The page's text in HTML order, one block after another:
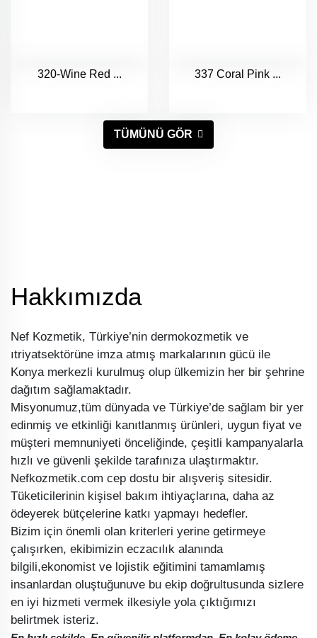
320-Wine Red ... 337 Coral Pink ...
TÜMÜNÜ GÖR
Hakkımızda
Nef Kozmetik, Türkiye’nin dermokozmetik ve
ıtriyatsektörüne imza atmış markalarının gücü ile
Konya merkezli kurulmuş olup ülkemizin her bir şehrine
dağıtım sağlamaktadır.
Misyonumuz,tüm dünyada ve Türkiye’de sağlam bir yer
edinmiş ve etkinliği kanıtlanmış ürünleri, uygun fiyat ve
müşteri memnuniyeti önceliğinde, çeşitli kampanyalarla
hızlı ve güvenli şekilde tarafınıza ulaştırmaktır.
Nefkozmetik.com cep dostu bir alışveriş sitesidir.
Tüketicilerinin kişisel bakım ihtiyaçlarına, daha az
ödeyerek bütçelerine katkı yapmayı hedefler.
Bizim için önemli olan kriterleri yerine getirmeye
çalışırken, ekibimizin eczacılık alanında
bilgili,ekonomist ve lojistik eğitimini tamamlamış
insanlardan oluştuğunuve bu ekip doğrultusunda sizlere
en iyi hizmeti vermek ilkesiyle yola çıktığımızı
belirtmek isteriz.